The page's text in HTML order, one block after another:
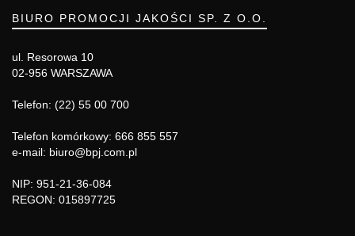
BIURO PROMOCJI JAKOŚCI SP. Z O.O.
ul. Resorowa 10
02-956 WARSZAWA
Telefon: (22) 55 00 700
Telefon komórkowy: 666 855 557
e-mail: biuro@bpj.com.pl
NIP: 951-21-36-084
REGON: 015897725